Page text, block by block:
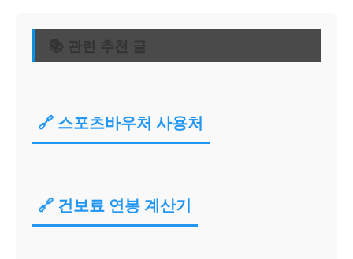
📚 관련 추천 글
🔗 스포츠바우처 사용처
🔗 건보료 연봉 계산기